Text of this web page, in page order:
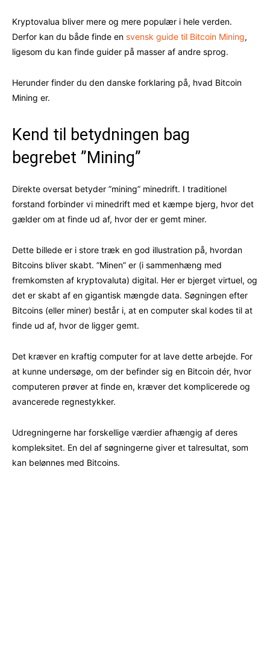
Kryptovalua bliver mere og mere populær i hele verden.
Derfor kan du både finde en svensk guide til Bitcoin Mining,
ligesom du kan finde guider på masser af andre sprog.
Herunder finder du den danske forklaring på, hvad Bitcoin
Mining er.
Kend til betydningen bag
begrebet ”Mining”
Direkte oversat betyder ”mining” minedrift. I traditionel
forstand forbinder vi minedrift med et kæmpe bjerg, hvor det
gælder om at finde ud af, hvor der er gemt miner.
Dette billede er i store træk en god illustration på, hvordan
Bitcoins bliver skabt. ”Minen” er (i sammenhæng med
fremkomsten af kryptovaluta) digital. Her er bjerget virtuel, og
det er skabt af en gigantisk mængde data. Søgningen efter
Bitcoins (eller miner) består i, at en computer skal kodes til at
finde ud af, hvor de ligger gemt.
Det kræver en kraftig computer for at lave dette arbejde. For
at kunne undersøge, om der befinder sig en Bitcoin dér, hvor
computeren prøver at finde en, kræver det komplicerede og
avancerede regnestykker.
Udregningerne har forskellige værdier afhængig af deres
kompleksitet. En del af søgningerne giver et talresultat, som
kan belønnes med Bitcoins.